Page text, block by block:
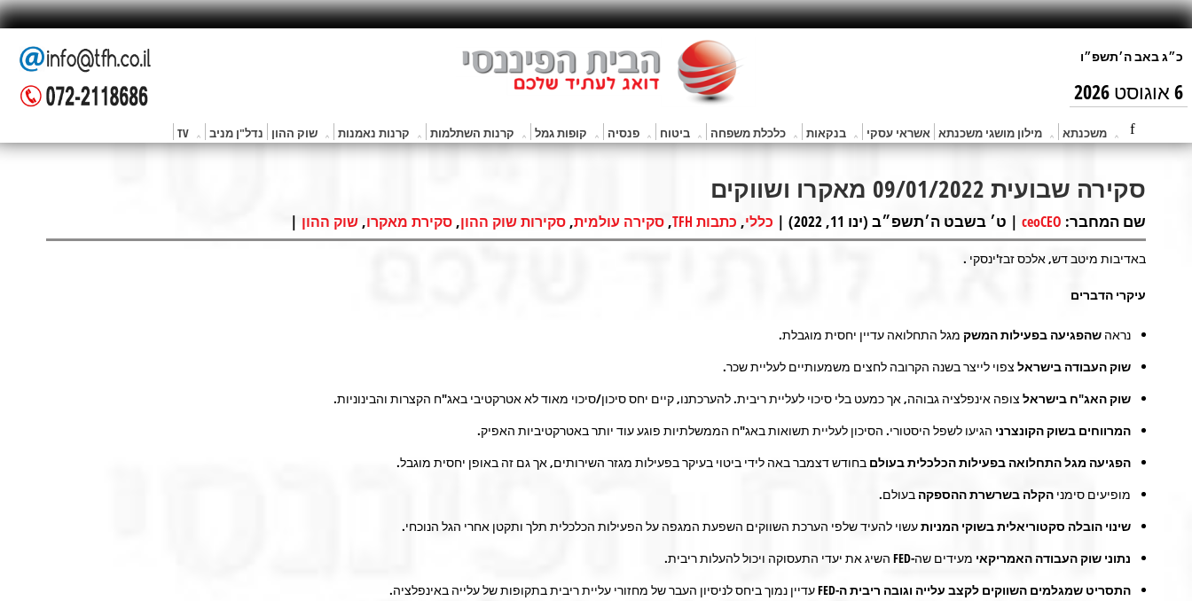
6 אוגוסט 2026
משכנתא מילון מושגי משכנתא אשראי עסקי בנקאות כלכלת משפחה ביטוח פנסיה קופות גמל קרנות השתלמות קרנות נאמנות שוק ההון נדל"ן מניב TV
סקירה שבועית 09/01/2022 מאקרו ושווקים
שם המחבר: ceoCEO | ט׳ בשבט ה׳תשפ״ב (ינו 11, 2022) | כללי, כתבות TFH , סקירה עולמית, סקירות שוק ההון, סקירת מאקרו, שוק ההון |
באדיבות מיטב דש, אלכס זבז'ינסקי .
עיקרי הדברים
נראה שהפגיעה בפעילות המשק מגל התחלואה עדיין יחסית מוגבלת.
שוק העבודה בישראל צפוי לייצר בשנה הקרובה לחצים משמעותיים לעליית שכר.
שוק האג"ח בישראל צופה אינפלציה גבוהה, אך כמעט בלי סיכוי לעליית ריבית. להערכתנו, קיים יחס סיכון/סיכוי מאוד לא אטרקטיבי באג"ח הקצרות והבינוניות.
המרווחים בשוק הקונצרני הגיעו לשפל היסטורי. הסיכון לעליית תשואות באג"ח הממשלתיות פוגע עוד יותר באטרקטיביות האפיק.
הפגיעה מגל התחלואה בפעילות הכלכלית בעולם בחודש דצמבר באה לידי ביטוי בעיקר בפעילות מגזר השירותים, אך גם זה באופן יחסית מוגבל.
מופיעים סימני הקלה בשרשרת ההספקה בעולם.
שינוי הובלה סקטוריאלית בשוקי המניותעשוי להעיד שלפי הערכת השווקים השפעת המגפה על הפעילות הכלכלית תלך ותקטן אחרי הגל הנוכחי.
נתוני שוק העבודה האמריקאי מעידים שה-FED השיג את יעדי התעסוקה ויכול להעלות ריבית.
התסריט שמגלמים השווקים לקצב עלייה וגובה ריבית ה-FEDעדיין נמוך ביחס לניסיון העבר של מחזורי עליית ריבית בתקופות של עלייה באינפלציה.